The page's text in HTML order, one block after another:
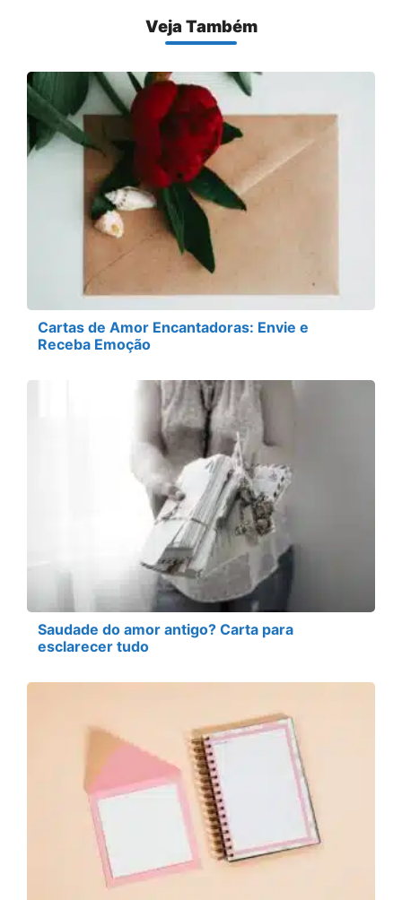
Veja Também
Cartas de Amor Encantadoras: Envie e
Receba Emoção
Saudade do amor antigo? Carta para
esclarecer tudo